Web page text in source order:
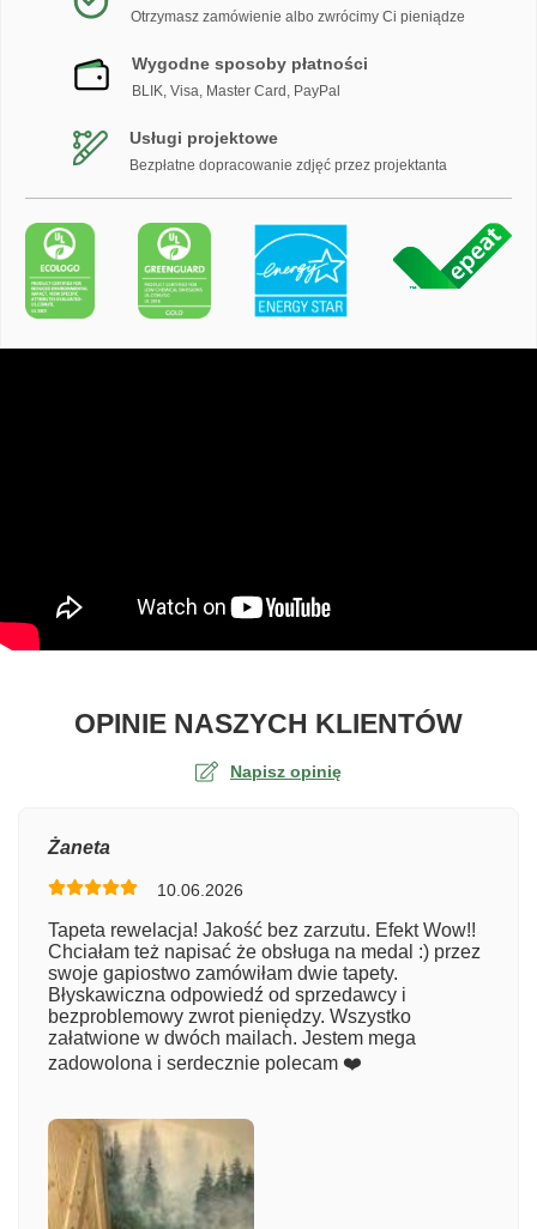
Otrzymasz zamówienie albo zwrócimy Ci pieniądze
Wygodne sposoby płatności
BLIK, Visa, Master Card, PayPal
Usługi projektowe
Bezpłatne dopracowanie zdjęć przez projektanta
OPINIE NASZYCH KLIENTÓWO
Napisz opinię
Numer zamówienia
Imię
Żaneta
10.06.2026
Tapeta rewelacja! Jakość bez zarzutu. Efekt Wow!!
Chciałam też napisać że obsługa na medal :) przez
swoje gapiostwo zamówiłam dwie tapety.
Błyskawiczna odpowiedź od sprzedawcy i
bezproblemowy zwrot pieniędzy. Wszystko
załatwione w dwóch mailach. Jestem mega
zadowolona i serdecznie polecam ❤️